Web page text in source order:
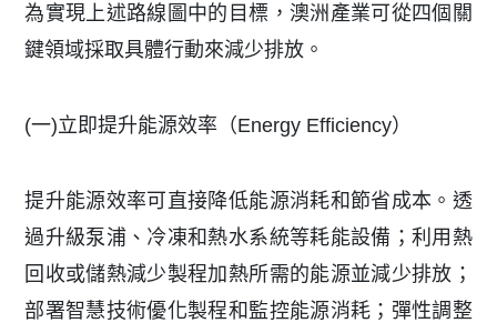
為實現上述路線圖中的目標，澳洲產業可從四個關
鍵領域採取具體行動來減少排放。
(一)立即提升能源效率（Energy Efficiency）
提升能源效率可直接降低能源消耗和節省成本。透
過升級泵浦、冷凍和熱水系統等耗能設備；利用熱
回收或儲熱減少製程加熱所需的能源並減少排放；
部署智慧技術優化製程和監控能源消耗；彈性調整